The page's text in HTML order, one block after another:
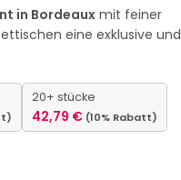
in Bordeaux mit feiner
eine exklusive und
20+ stücke
42,79 € (10% Rabatt)